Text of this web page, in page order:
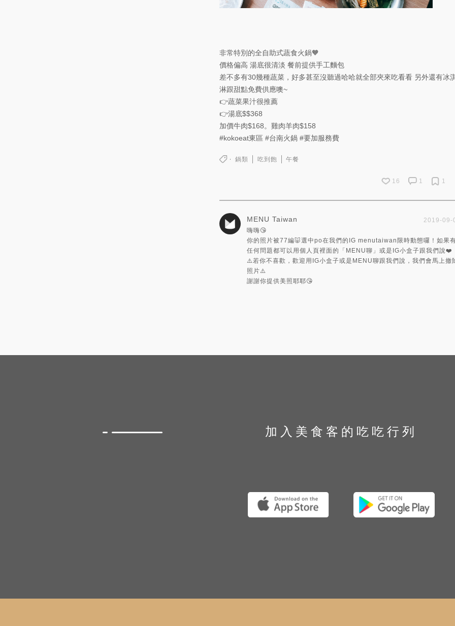
非常特別的全自助式蔬食火鍋🧡
價格偏高 湯底很清淡 餐前提供手工麵包
差不多有30幾種蔬菜，好多甚至沒聽過哈哈就全部夾來吃看看 另外還有冰
淋跟甜點免費供應噢~
👉蔬菜果汁很推薦
👉湯底$$368
加價牛肉$168。雞肉羊肉$158
#kokoeat東區 #台南火鍋 #要加服務費
鍋類 吃到飽 午餐
16 1 1
MENU Taiwan
2019-09-
嗨嗨😘
你的照片被77編🐷選中po在我們的IG menutaiwan限時動態囉！如果
任何問題都可以用個人頁裡面的「MENU聊」或是IG小盒子跟我們說❤️
⚠️若你不喜歡，歡迎用IG小盒子或是MENU聊跟我們說，我們會馬上撤
照片⚠️
謝謝你提供美照耶耶😘
加入美食客的吃吃行列